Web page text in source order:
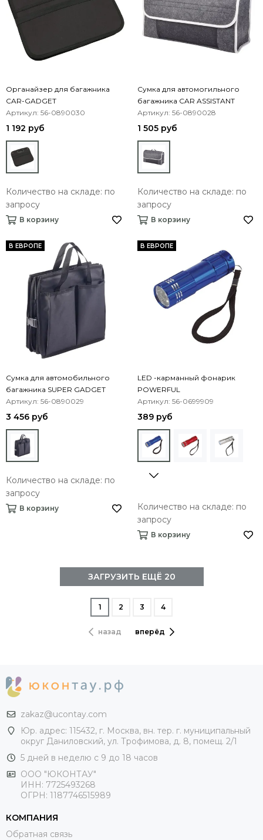
Органайзер для багажника
CAR-GADGET
Артикул: 56-0890030
1 192 руб
Количество на складе: по
запросу
В корзину
Сумка для автомогильного
багажника CAR ASSISTANT
Артикул: 56-0890028
1 505 руб
Количество на складе: по
запросу
В корзину
В ЕВРОПЕ
Сумка для автомобильного
багажника SUPER GADGET
Артикул: 56-0890029
3 456 руб
Количество на складе: по
запросу
В корзину
В ЕВРОПЕ
LED -карманный фонарик
POWERFUL
Артикул: 56-0699909
389 руб
Количество на складе: по
запросу
В корзину
ЗАГРУЗИТЬ ЕЩЁ 20
назад
1 2 3 4
вперёд
zakaz@ucontay.com
Юр. адрес: 115432, г. Москва, вн. тер. г. муниципальный
округ Даниловский, ул. Трофимова, д. 8, помещ. 2/1
5 дней в неделю с 9 до 18 часов
ООО "ЮКОНТАУ"
ИНН: 7725493268
ОГРН: 1187746515989
КОМПАНИЯ
Обратная связь